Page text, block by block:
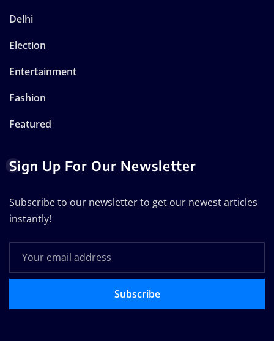
Delhi
Election
Entertainment
Fashion
Featured
Sign Up For Our Newsletter
Subscribe to our newsletter to get our newest articles
instantly!
Subscribe